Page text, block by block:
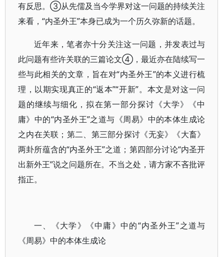
有反思。③从先儒及当今学界对这一问题的持续关注
来看，“内圣外王”本身已成为一个历久弥新的话题。
近年来，笔者亦十分关注这一问题，并发表过与
此问题有些许关联的三篇论文④，最近亦在陆续写一
些与此相关的文章，旨在对“内圣外王”的本义进行梳
理，以期实现真正的“返本”“开新”。本文是对这一问
题的继续与细化，拟在第一部分探讨《大学》《中
庸》中的“内圣外王”之道与《周易》中的本体生成论
之内在关联；第二、第三部分探讨《无妄》《大畜》
两卦所蕴含的“内圣外王”之道；第四部分讨论“内圣开
出新外王”说之问题所在。不当之处，请方家不吝批评
指正。
一、《大学》《中庸》中的“内圣外王”之道与
《周易》中的本体生成论